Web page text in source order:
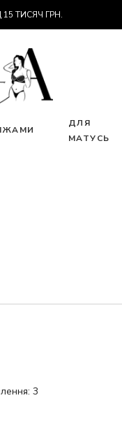
ТИСЯЧ ГРН.
ДЛЯ
МАТУСЬ
3